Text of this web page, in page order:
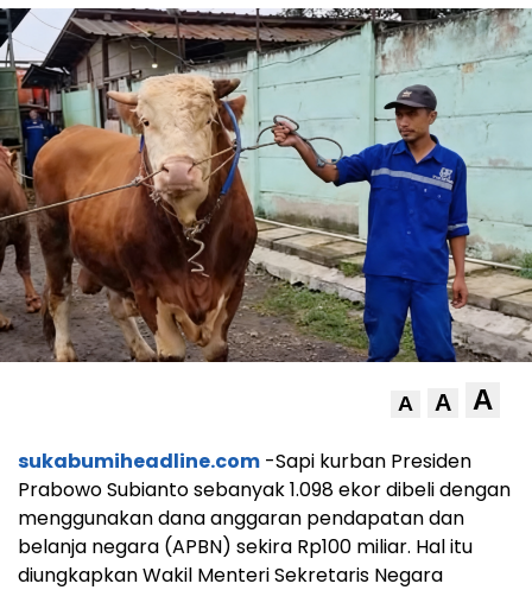
A A A
sukabumiheadline.com -Sapi kurban Presiden
Prabowo Subianto sebanyak 1.098 ekor dibeli dengan
menggunakan dana anggaran pendapatan dan
belanja negara (APBN) sekira Rp100 miliar. Hal itu
diungkapkan Wakil Menteri Sekretaris Negara